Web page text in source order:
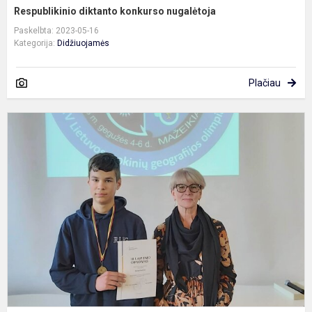
Respublikinio diktanto konkurso nugalėtoja
Paskelbta: 2023-05-16
Kategorija: Didžiuojamės
Plačiau